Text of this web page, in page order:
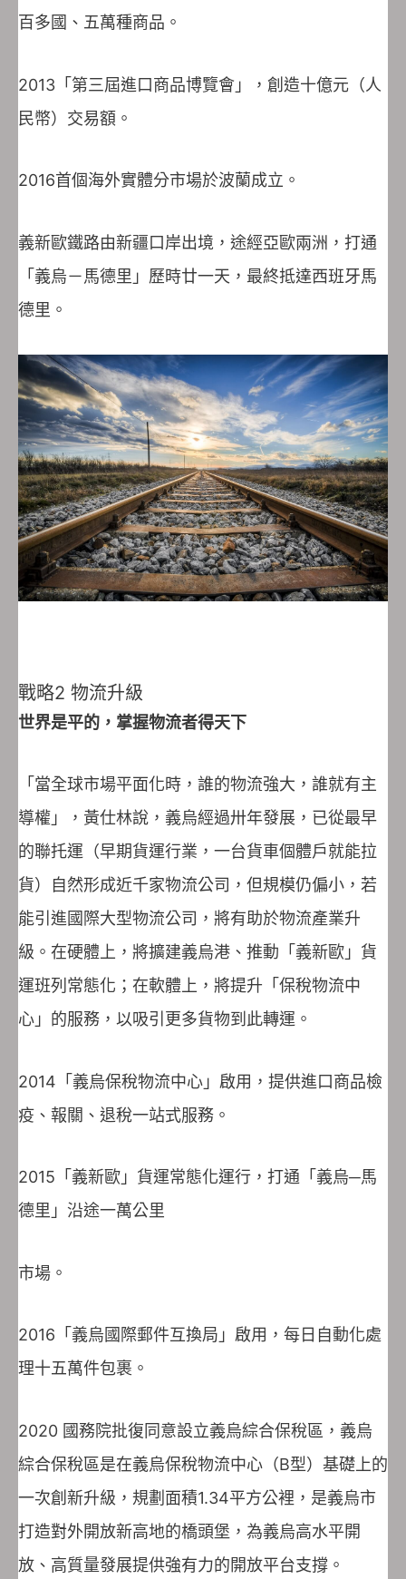
百多國、五萬種商品。
2013「第三屆進口商品博覽會」，創造十億元（人
民幣）交易額。
2016首個海外實體分市場於波蘭成立。
義新歐鐵路由新疆口岸出境，途經亞歐兩洲，打通
「義烏－馬德里」歷時廿一天，最終抵達西班牙馬
德里。
戰略2 物流升級
世界是平的，掌握物流者得天下
「當全球市場平面化時，誰的物流強大，誰就有主
導權」，黃仕林說，義烏經過卅年發展，已從最早
的聯托運（早期貨運行業，一台貨車個體戶就能拉
貨）自然形成近千家物流公司，但規模仍偏小，若
能引進國際大型物流公司，將有助於物流產業升
級。在硬體上，將擴建義烏港、推動「義新歐」貨
運班列常態化；在軟體上，將提升「保稅物流中
心」的服務，以吸引更多貨物到此轉運。
2014「義烏保稅物流中心」啟用，提供進口商品檢
疫、報關、退稅一站式服務。
2015「義新歐」貨運常態化運行，打通「義烏─馬
德里」沿途一萬公里
市場。
2016「義烏國際郵件互換局」啟用，每日自動化處
理十五萬件包裹。
2020 國務院批復同意設立義烏綜合保稅區，義烏
綜合保稅區是在義烏保稅物流中心（B型）基礎上的
一次創新升級，規劃面積1.34平方公裡，是義烏市
打造對外開放新高地的橋頭堡，為義烏高水平開
放、高質量發展提供強有力的開放平台支撐。